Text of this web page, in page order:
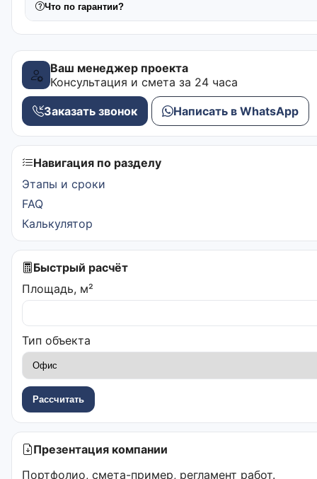
Что по гарантии?
Ваш менеджер проекта
Консультация и смета за 24 часа
Заказать звонок Написать в WhatsApp
Навигация по разделу
Этапы и сроки
FAQ
Калькулятор
Быстрый расчёт
Площадь, м²
Тип объекта
Рассчитать
Презентация компании
Портфолио, смета-пример, регламент работ.